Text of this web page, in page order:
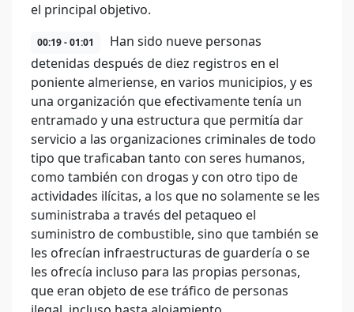
el principal objetivo.
00:19 - 01:01
Han sido nueve personas
detenidas después de diez registros en el
poniente almeriense, en varios municipios, y es
una organización que efectivamente tenía un
entramado y una estructura que permitía dar
servicio a las organizaciones criminales de todo
tipo que traficaban tanto con seres humanos,
como también con drogas y con otro tipo de
actividades ilícitas, a los que no solamente se les
suministraba a través del petaqueo el
suministro de combustible, sino que también se
les ofrecían infraestructuras de guardería o se
les ofrecía incluso para las propias personas,
que eran objeto de ese tráfico de personas